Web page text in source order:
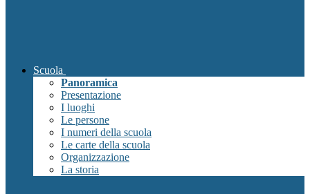
Scuola
Panoramica
Presentazione
I luoghi
Le persone
I numeri della scuola
Le carte della scuola
Organizzazione
La storia